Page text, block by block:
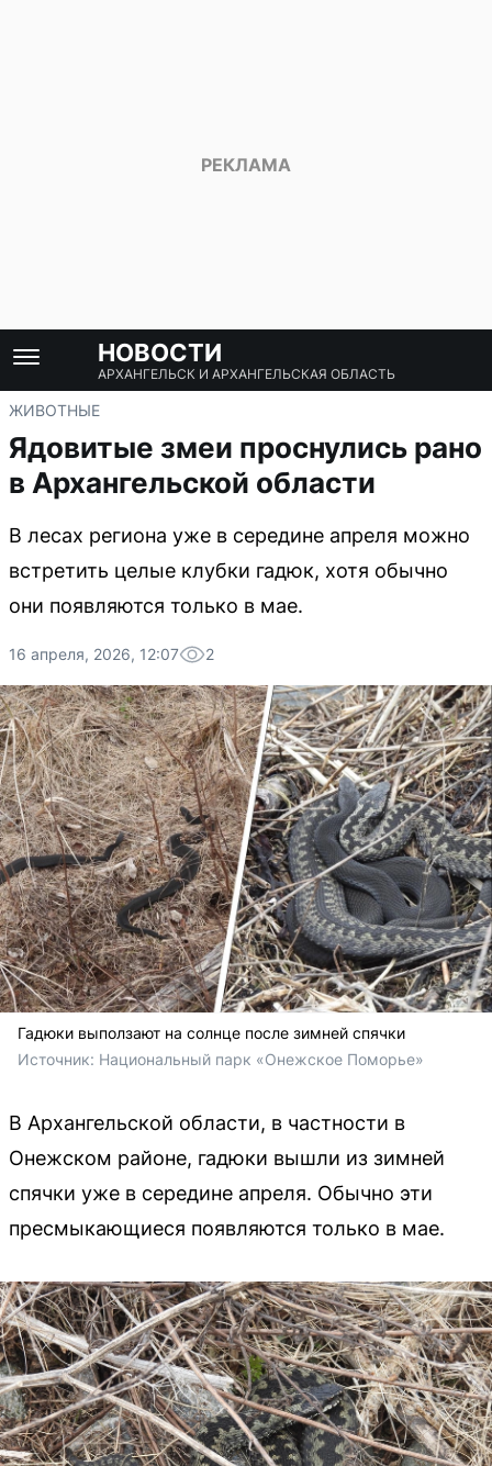
НОВОСТИ
АРХАНГЕЛЬСК И АРХАНГЕЛЬСКАЯ ОБЛАСТЬ
ЖИВОТНЫЕ
Ядовитые змеи проснулись рано
в Архангельской области
В лесах региона уже в середине апреля можно
встретить целые клубки гадюк, хотя обычно
они появляются только в мае.
16 апреля, 2026, 12:07 2
Гадюки выползают на солнце после зимней спячки
Источник: Национальный парк «Онежское Поморье»
В Архангельской области, в частности в
Онежском районе, гадюки вышли из зимней
спячки уже в середине апреля. Обычно эти
пресмыкающиеся появляются только в мае.